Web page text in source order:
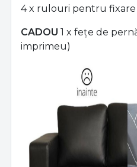
4 x rulouri pentru fixare
CADOU 1 x fețe de
imprimeu)